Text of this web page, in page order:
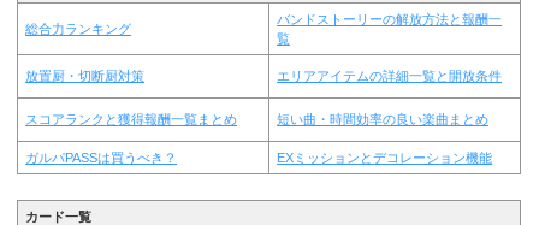
総合力ランキング
バンドストーリーの解放方法と報酬一
覧
放置厨・切断厨対策 エリアアイテムの詳細一覧と開放条件
スコアランクと獲得報酬一覧まとめ 短い曲・時間効率の良い楽曲まとめ
ガルパPASSは買うべき？ EXミッションとデコレーション機能
カード一覧